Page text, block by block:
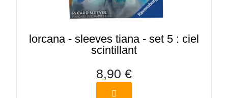
lorcana - sleeves tiana - set 5 : ciel
scintillant
8,90 €